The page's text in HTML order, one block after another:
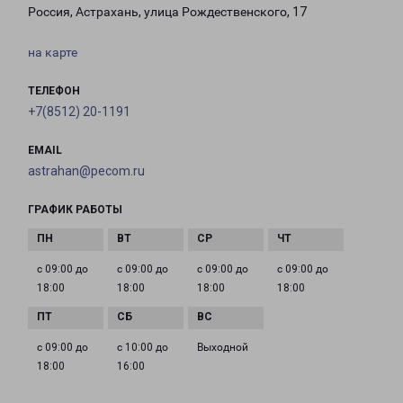
Россия, Астрахань, улица Рождественского, 17
на карте
ТЕЛЕФОН
+7(8512) 20-1191
EMAIL
astrahan@pecom.ru
ГРАФИК РАБОТЫ
с 09:00 до
18:00
с 09:00 до
18:00
с 09:00 до
18:00
с 09:00 до
18:00
с 09:00 до
18:00
с 10:00 до
16:00
Выходной